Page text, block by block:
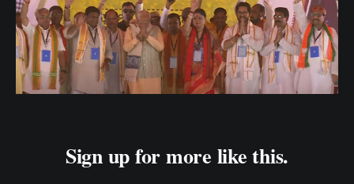
Sign up for more like this.